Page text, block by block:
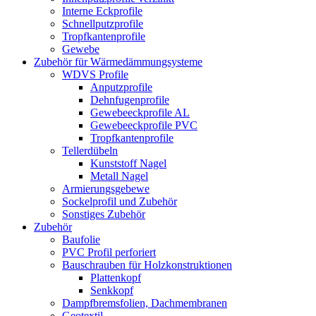
Interne Eckprofile
Schnellputzprofile
Tropfkantenprofile
Gewebe
Zubehör für Wärmedämmungsysteme
WDVS Profile
Anputzprofile
Dehnfugenprofile
Gewebeeckprofile AL
Gewebeeckprofile PVC
Tropfkantenprofile
Tellerdübeln
Kunststoff Nagel
Metall Nagel
Armierungsgebewe
Sockelprofil und Zubehör
Sonstiges Zubehör
Zubehör
Baufolie
PVC Profil perforiert
Bauschrauben für Holzkonstruktionen
Plattenkopf
Senkkopf
Dampfbremsfolien, Dachmembranen